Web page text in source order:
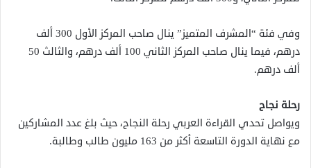
وفي فئة “المشرف المتميز” ينال صاحب المركز الأول 300 ألف
درهم، فيما ينال صاحب المركز الثاني 100 ألف درهم، والثالث 50
ألف درهم.
رحلة نجاح
ويواصل تحدي القراءة العربي رحلة النجاح، حيث بلغ عدد المشاركين
مع نهاية الدورة التاسعة أكثر من 163 مليون طالب وطالبة.